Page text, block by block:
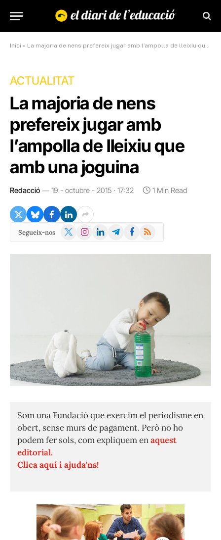
Inici » La majoria de nens prefereix jugar amb l’ampolla de lleixiu que amb una joguina
ACTUALITAT
La majoria de nens
prefereix jugar amb
l’ampolla de lleixiu que
amb una joguina
Redacció 19 - octubre - 2015 · 17:32 1 Min Read
Segueix-nos
X
Instagram
LinkedInTelegramFacebook
RSS
Som una Fundació que exercim el periodisme en
obert, sense murs de pagament. Però no ho
podem fer sols, com expliquem enaquest
editorial.
Clica aquí i ajuda'ns!